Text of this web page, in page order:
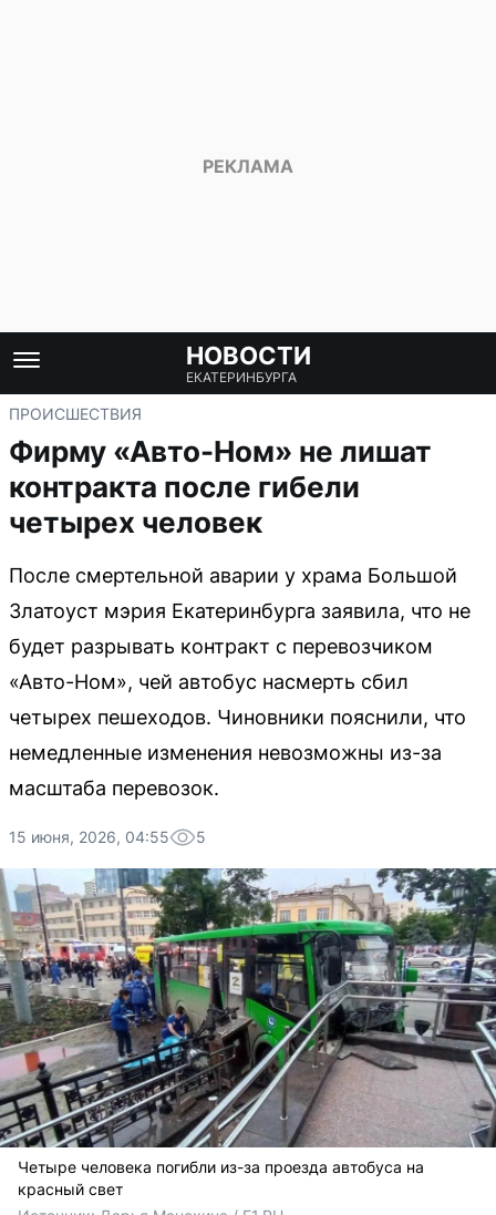
НОВОСТИ
ЕКАТЕРИНБУРГА
ПРОИСШЕСТВИЯ
Фирму «Авто-Ном» не лишат
контракта после гибели
четырех человек
После смертельной аварии у храма Большой
Златоуст мэрия Екатеринбурга заявила, что не
будет разрывать контракт с перевозчиком
«Авто-Ном», чей автобус насмерть сбил
четырех пешеходов. Чиновники пояснили, что
немедленные изменения невозможны из-за
масштаба перевозок.
15 июня, 2026, 04:55 5
Четыре человека погибли из-за проезда автобуса на
красный свет